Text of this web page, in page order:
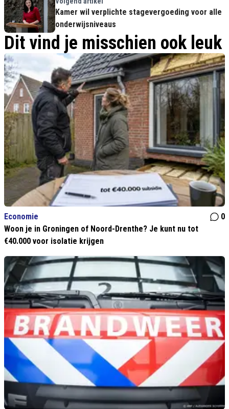
Kamer wil verplichte stagevergoeding voor alle
onderwijsniveaus
Dit vind je misschien ook leuk
Economie
0
Woon je in Groningen of Noord-Drenthe? Je kunt nu tot
€40.000 voor isolatie krijgen